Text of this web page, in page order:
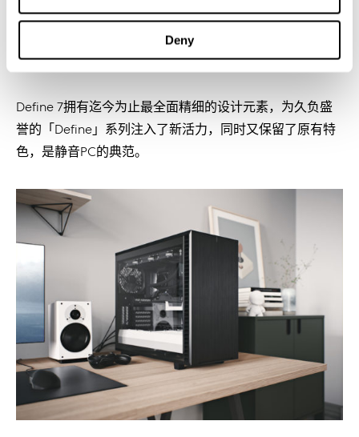
Deny
Define 7拥有迄今为止最全面精细的设计元素，为久负盛
誉的「Define」系列注入了新活力，同时又保留了原有特
色，是静音PC的典范。